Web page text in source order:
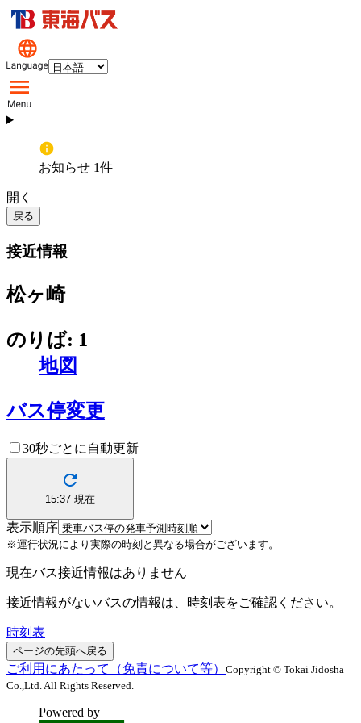
お知らせ 1件
開く
戻る
接近情報
松ヶ崎
のりば: 1
地図
バス停変更
30秒ごとに自動更新
15:37 現在
表示順序
※運行状況により実際の時刻と異なる場合がございます。
現在バス接近情報はありません
接近情報がないバスの情報は、時刻表をご確認ください。
時刻表
ページの先頭へ戻る
ご利用にあたって（免責について等） Copyright © Tokai Jidosha
Co.,Ltd. All Rights Reserved.
Powered by